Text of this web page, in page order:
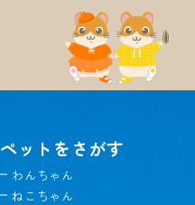
ペットをさがす
わんちゃん
ねこちゃん